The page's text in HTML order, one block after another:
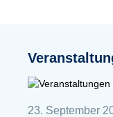
23. September